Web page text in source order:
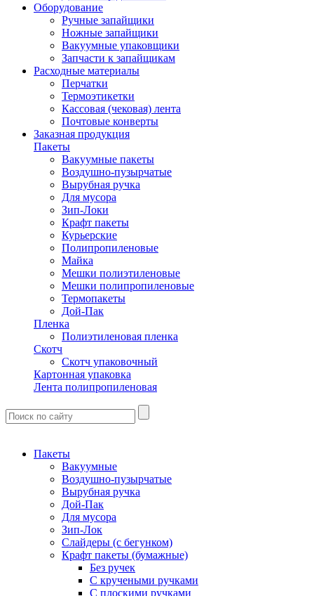
Оборудование
Ручные запайщики
Ножные запайщики
Вакуумные упаковщики
Запчасти к запайщикам
Расходные материалы
Перчатки
Термоэтикетки
Кассовая (чековая) лента
Почтовые конверты
Заказная продукция
Пакеты
Вакуумные пакеты
Воздушно-пузырчатые
Вырубная ручка
Для мусора
Зип-Локи
Крафт пакеты
Курьерские
Полипропиленовые
Майка
Мешки полиэтиленовые
Мешки полипропиленовые
Термопакеты
Дой-Пак
Пленка
Полиэтиленовая пленка
Скотч
Скотч упаковочный
Картонная упаковка
Лента полипропиленовая
Пакеты
Вакуумные
Воздушно-пузырчатые
Вырубная ручка
Дой-Пак
Для мусора
Зип-Лок
Слайдеры (с бегунком)
Крафт пакеты (бумажные)
Без ручек
С кручеными ручками
С плоскими ручками